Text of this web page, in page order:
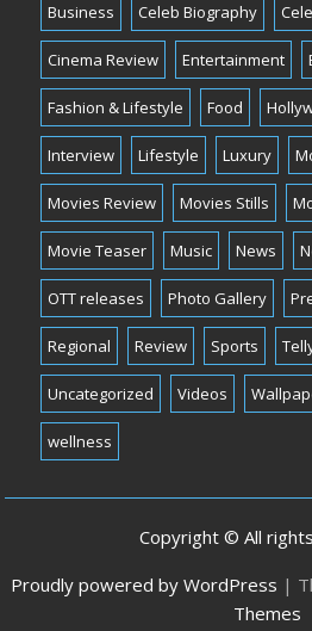
Business Celeb Biography
Cinema Review Entertainment
Fashion & Lifestyle Food
Interview Lifestyle Luxury
Movies Review Movies Stills
Movie Teaser Music News
OTT releases Photo Gallery
Regional Review Sports
Uncategorized Videos
wellness
Copyright © All
Proudly powered by WordPress |
Themes